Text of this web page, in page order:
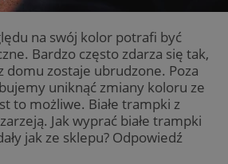
na swój kolor potrafi być
Bardzo często zdarza się tak,
domu zostaje ubrudzone. Poza
uniknąć zmiany koloru ze
to możliwe. Białe trampki z
Jak wyprać białe trampki
jak ze sklepu? Odpowiedź